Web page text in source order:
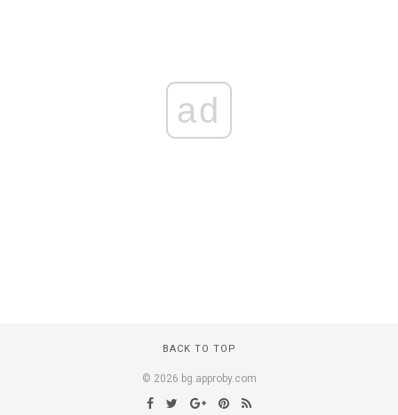
ad
BACK TO TOP
© 2026 bg.approby.com